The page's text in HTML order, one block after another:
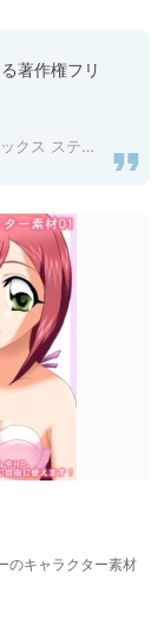
著作権フリ
ン] | DLsite 同人
のキャラクター素材